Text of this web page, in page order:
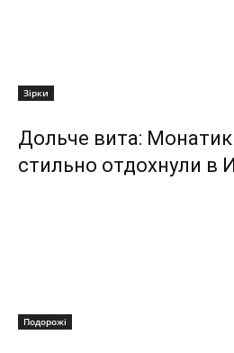
Зірки
Дольче вита:
стильно отдохнули в
Подорожі